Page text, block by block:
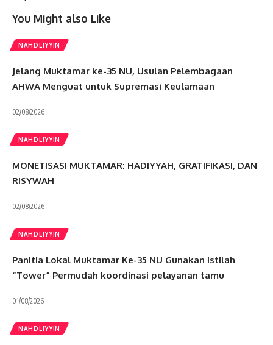
You Might also Like
NAHDLIYYIN
Jelang Muktamar ke-35 NU, Usulan Pelembagaan
AHWA Menguat untuk Supremasi Keulamaan
02/08/2026
NAHDLIYYIN
MONETISASI MUKTAMAR: HADIYYAH, GRATIFIKASI, DAN
RISYWAH
02/08/2026
NAHDLIYYIN
Panitia Lokal Muktamar Ke-35 NU Gunakan istilah
“Tower” Permudah koordinasi pelayanan tamu
01/08/2026
NAHDLIYYIN